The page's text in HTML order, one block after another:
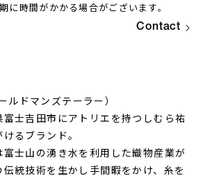
に時間がかかる場合がございます。
Contact
ドマンズテーラー）
士吉田市にアトリエを持つしむら祐
るブランド。
士山の湧き水を利用した織物産業が
統技術を生かし手間暇をかけ、糸を